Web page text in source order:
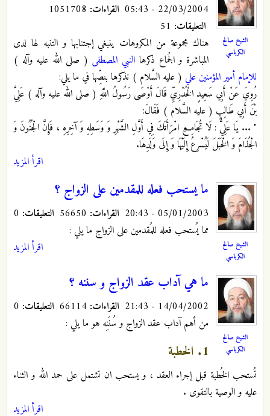
الشيخ صالح
الكرباسي
22/03/2004 - 05:43 القراءات: 1051708
التعليقات:
هناك مجموعة من المكروهات ينبغي إجتنابها و التنبه لها لدى
المباشرة و الجُماع ذكرها النبي المصطفى ( صلى الله عليه وآله )
للإمام أمير المؤمنين علي ( عليه السَّلام ) نذكرها بنصِّها في ما يلي:
رُوِيَ عَنْ أَبِي سَعِيدٍ الْخُدْرِيِّ قَالَ أَوْصَى رَسُولُ اللَّهِ ( صلى الله عليه وآله ) عَلِيَّ
بْنَ أَبِي طَالِبٍ ( عليه السَّلام ) فَقَالَ:
" ... يَا عَلِيُّ : لَا تُجَامِعِ امْرَأَتَكَ فِي أَوَّلِ الشَّهْرِ وَ وَسَطِهِ وَ آخِرِهِ ، فَإِنَّ الْجُنُونَ وَ
الْجُذَامَ وَ الْخَبَلَ لَيُسْرِعُ إِلَيْهَا وَ إِلَى وَلَدِهَا.
اقرأ المزيد
الشيخ صالح
الكرباسي
ما يستحب فعله للمقدمين على الزواج ؟
05/01/2003 - 20:43 القراءات: التعليقات:
مما يُستحب فعله للمُقدمين على الزواج ما يلي :
اقرأ المزيد
الشيخ صالح
الكرباسي
ما هي آداب عقد الزواج و سننه ؟
14/04/2002 - 21:43 القراءات: التعليقات:
من أهم آداب عقد الزواج و سُنَنِه هو ما يلي :
1. الخطبة
تُستحب الخُطبة قبل إجراء العقد ، و يستحب ان تشتمل على حمد الله و الثناء
عليه و الوصية بالتقوى .
اقرأ المزيد